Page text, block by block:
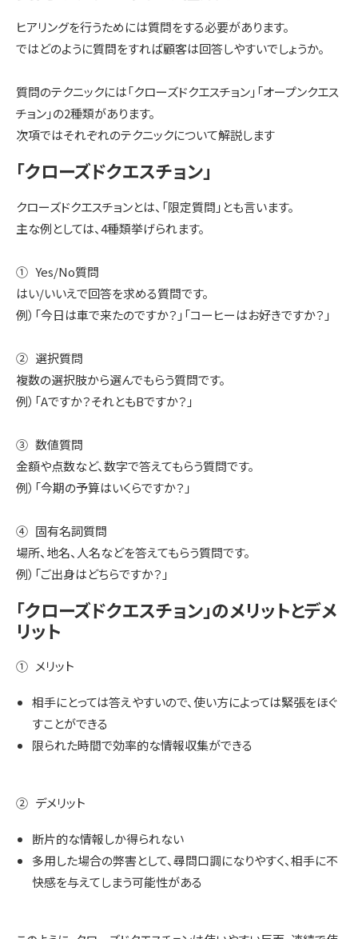
セミナー情報
インサイドセールス関連ブログ
ヒアリングを行うためには質問をする必要があります。
ではどのように質問をすれば顧客は回答しやすいでしょうか。
質問のテクニックには「クローズドクエスチョン」「オープンクエス
チョン」の2種類があります。
次項ではそれぞれのテクニックについて解説します
「クローズドクエスチョン」
クローズドクエスチョンとは、「限定質問」とも言います。
主な例としては、4種類挙げられます。
① Yes/No質問
はい/いいえで回答を求める質問です。
例）「今日は車で来たのですか？」「コーヒーはお好きですか？」
② 選択質問
複数の選択肢から選んでもらう質問です。
例）「Aですか？それともBですか？」
③ 数値質問
金額や点数など、数字で答えてもらう質問です。
例）「今期の予算はいくらですか？」
④ 固有名詞質問
場所、地名、人名などを答えてもらう質問です。
例）「ご出身はどちらですか？」
「クローズドクエスチョン」のメリットとデメ
リット
① メリット
相手にとっては答えやすいので、使い方によっては緊張をほぐ
すことができる
限られた時間で効率的な情報収集ができる
② デメリット
断片的な情報しか得られない
多用した場合の弊害として、尋問口調になりやすく、相手に不
快感を与えてしまう可能性がある